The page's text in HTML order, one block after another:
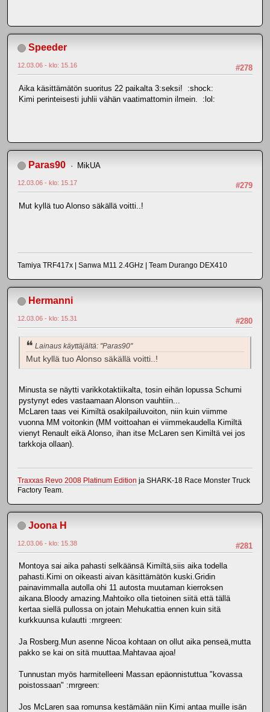
Speeder
#278
12.03.06 - klo: 15.16
Aika käsittämätön suoritus 22 paikalta 3:seksi! :shock:
Kimi perinteisesti juhlii vähän vaatimattomin ilmein. :lol:
Paras90 MikUA
#279
12.03.06 - klo: 15.17
Mut kyllä tuo Alonso säkällä voitti..!
Tamiya TRF417x | Sanwa M11 2.4GHz | Team Durango DEX410
Hermanni
#280
12.03.06 - klo: 15.31
Lainaus käyttäjältä: "Paras90"
Mut kyllä tuo Alonso säkällä voitti..!
Minusta se näytti varikkotaktiikalta, tosin eihän lopussa Schumi
pystynyt edes vastaamaan Alonson vauhtiin...
McLaren taas vei Kimiltä osakilpailuvoiton, niin kuin viimme
vuonna MM voitonkin (MM voittoahan ei viimmekaudella Kimiltä
vienyt Renault eikä Alonso, ihan itse McLaren sen Kimiltä vei jos
tarkkoja ollaan).
Traxxas Revo 2008 Platinum Edition ja SHARK-18 Race Monster Truck
Factory Team.
Joona H
#281
12.03.06 - klo: 15.38
Montoya sai aika pahasti selkäänsä Kimiltä,siis aika todella
pahasti.Kimi on oikeasti aivan käsittämätön kuski.Gridin
painavimmalla autolla ohi 11 autosta muutaman kierroksen
aikana.Bloody amazing.Mahtoiko olla tietoinen siitä että tällä
kertaa siellä pullossa on jotain Mehukattia ennen kuin sitä
kurkkuunsa kulautti :mrgreen:
Ja Rosberg.Mun asenne Nicoa kohtaan on ollut aika penseä,mutta
pakko se kai on sitä muuttaa.Mahtavaa ajoa!
Tunnustan myös harmitelleeni Massan epäonnistuttua "kovassa
poistossaan" :mrgreen:
Jos McLaren saa romunsa kestämään niin Kimi antaa muille isän